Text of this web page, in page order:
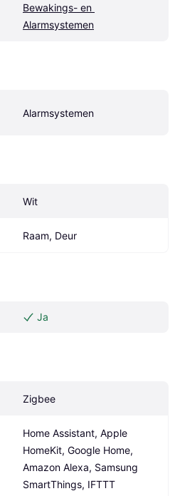
Bewakings- en
Alarmsystemen
Alarmsystemen
Wit
Raam, Deur
Ja
Zigbee
Home Assistant, Apple
HomeKit, Google Home,
Amazon Alexa, Samsung
SmartThings, IFTTT